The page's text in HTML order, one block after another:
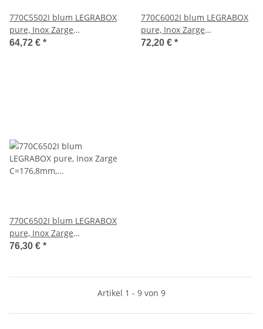
770C5502I blum LEGRABOX
pure, Inox Zarge
C=176,8mm, NL=550 mm
64,72 € *
770C6002I blum LEGRABOX
pure, Inox Zarge
C=176,8mm, NL=600 mm
72,20 € *
770C6502I blum LEGRABOX
pure, Inox Zarge
C=176,8mm, NL=650 mm
76,30 € *
Artikel 1 - 9 von 9